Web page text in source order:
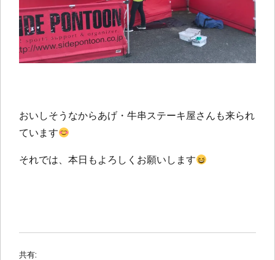
おいしそうなからあげ・牛串ステーキ屋さんも来られ
ています
それでは、本日もよろしくお願いします
共有: